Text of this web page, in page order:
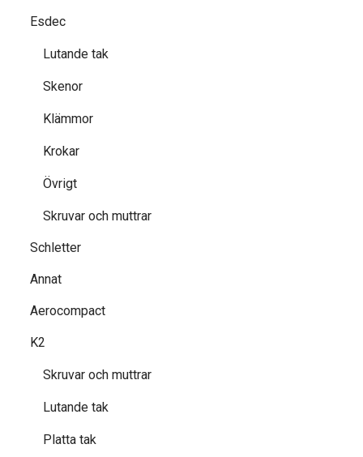
Esdec
Lutande tak
Skenor
Klämmor
Krokar
Övrigt
Skruvar och muttrar
Schletter
Annat
Aerocompact
K2
Skruvar och muttrar
Lutande tak
Platta tak